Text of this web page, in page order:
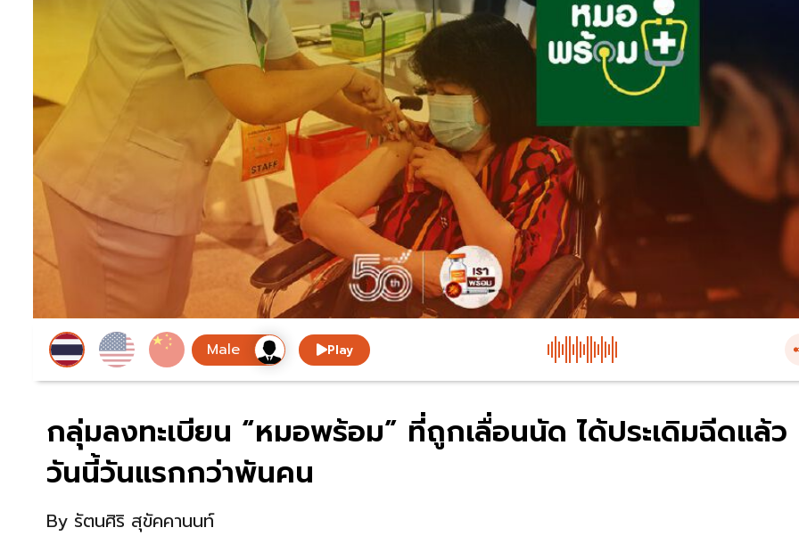
Play
กลุ่มลงทะเบียน “หมอพร้อม” ที่ถูกเลื่อนนัด ได้ประเดิมฉีดแล้ว
วันนี้วันแรกกว่าพันคน
By รัตนศิริ สุขัคคานนท์